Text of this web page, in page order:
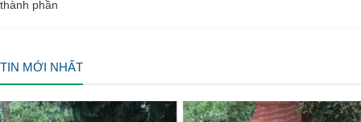
thành phần
TIN MỚI NHẤT